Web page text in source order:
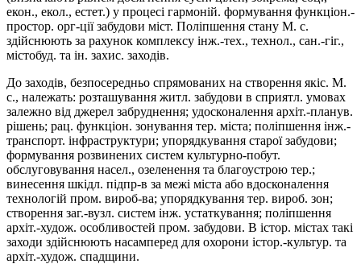
екон., екол., естет.) у процесі гармоній. формування функціон.-
простор. орг-ції забудови міст. Поліпшення стану М. с.
здійснюють за рахунок комплексу інж.-тех., технол., сан.-гіг.,
містобуд. та ін. захис. заходів.
До заходів, безпосередньо спрямованих на створення якіс. М.
с., належать: розташування житл. забудови в сприятл. умовах
залежно від джерел забруднення; удосконалення архіт.-планув.
рішень; рац. функціон. зонування тер. міста; поліпшення інж.-
транспорт. інфраструктури; упорядкування старої забудови;
формування розвинених систем культурно-побут.
обслуговування насел., озеленення та благоустрою тер.;
винесення шкідл. підпр-в за межі міста або вдосконалення
технологій пром. вироб-ва; упорядкування тер. вироб. зон;
створення заг.-вузл. систем інж. устаткування; поліпшення
архіт.-худож. особливостей пром. забудови. В істор. містах такі
заходи здійснюють насамперед для охорони істор.-культур. та
архіт.-худож. спадщини.